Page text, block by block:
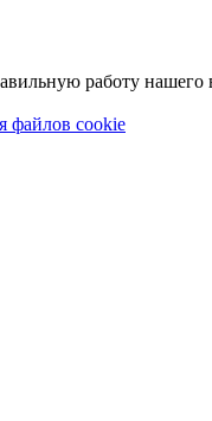
работу нашего
файлов cookie